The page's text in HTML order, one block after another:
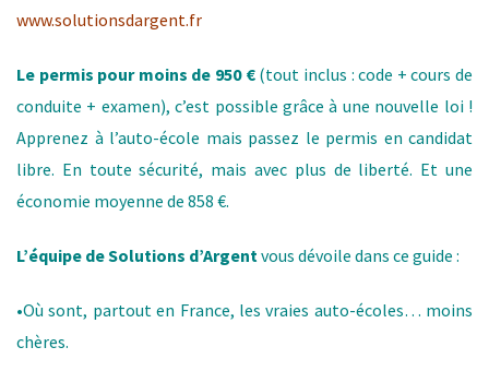
www.solutionsdargent.fr
Le permis pour moins de 950 €(tout inclus : code + cours de
conduite + examen), c’est possible grâce à une nouvelle loi !
Apprenez à l’auto-école mais passez le permis en candidat
libre. En toute sécurité, mais avec plus de liberté. Et une
économie moyenne de 858 €.
L’équipe de Solutions d’Argent vous dévoile dans ce guide :
•Où sont, partout en France, les vraies auto-écoles… moins
chères.